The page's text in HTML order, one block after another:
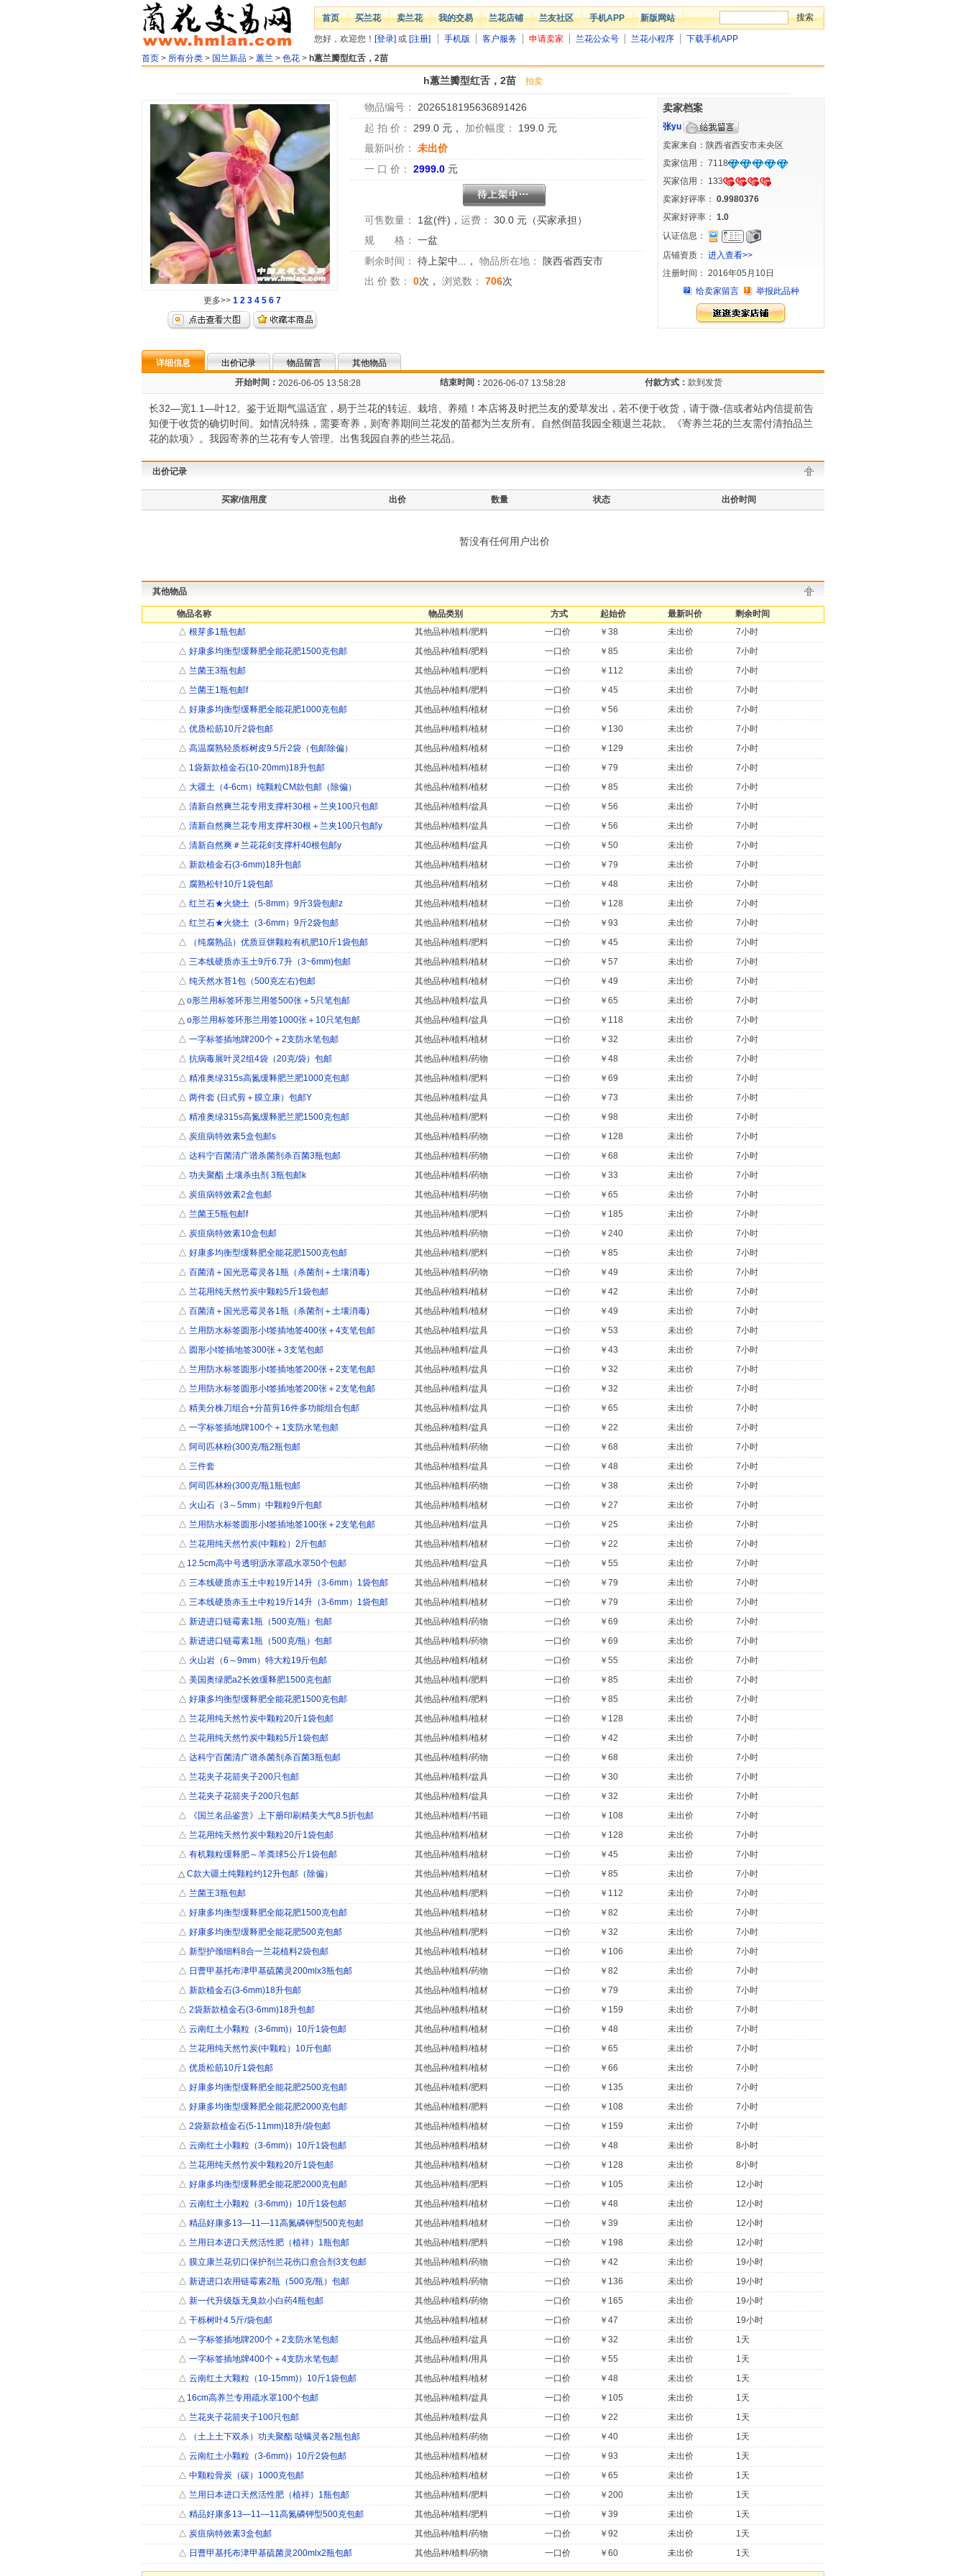
首页 买兰花 卖兰花 我的交易 兰花店铺 兰友社区 手机APP 新版网站
您好，欢迎您！ [登录] 或 [注册] 手机版 客户服务 申请卖家 兰花公众号 兰花小程序
下载手机APP
首页 > 所有分类 > 国兰新品 > 蕙兰 > 色花 > h蕙兰瓣型红舌，2苗
h蕙兰瓣型红舌，2苗 拍卖
更多>> 1 2 3 4 5 6 7
物品编号：
2026518195636891426
起 拍 价：
299.0 元， 加价幅度： 199.0 元
最新叫价：
未出价
一 口 价：
2999.0 元
可售数量： 1盆(件) ， 运费：
30.0 元（买家承担）
规 格：
一盆
剩余时间：
待上架中... ， 物品所在地：
陕西省西安市
出 价 数：
0次， 浏览数： 706次
卖家档案
张yu
卖家来自：陕西省西安市未央区
卖家信用： 7118
买家信用： 133
卖家好评率： 0.9980376
买家好评率： 1.0
认证信息：
店铺资质： 进入查看>>
注册时间： 2016年05月10日
给卖家留言
举报此品种
详细信息 出价记录 物品留言
其他物品
开始时间： 2026-06-05 13:58:28 结束时间： 2026-06-07 13:58:28 付款方式： 款到发货
长32—宽1.1—叶12。鉴于近期气温适宜，易于兰花的转运、栽培、养殖！本店将及时把兰友的爱草发出，若不便于收货，请于微-信或者站内信提前告
知便于收货的确切时间。如情况特殊，需要寄养，则寄养期间兰花发的苗都为兰友所有。自然倒苗我园全额退兰花款。《寄养兰花的兰友需付清拍品兰
花的款项》。我园寄养的兰花有专人管理。出售我园自养的些兰花品。
出价记录
买家/信用度 出价 数量 状态 出价时间
暂没有任何用户出价
其他物品
物品名称 物品类别 方式 起始价 最新叫价
剩余时间
△ 根芽多1瓶包邮 其他品种/植料/肥料 一口价 ￥38 未出价
7小时
△ 好康多均衡型缓释肥全能花肥1500克包邮 其他品种/植料/肥料 一口价 ￥85 未出价
7小时
△ 兰菌王3瓶包邮 其他品种/植料/肥料 一口价 ￥112 未出价
7小时
△ 兰菌王1瓶包邮f 其他品种/植料/肥料 一口价 ￥45 未出价
7小时
△ 好康多均衡型缓释肥全能花肥1000克包邮 其他品种/植料/植材 一口价 ￥56 未出价
7小时
△ 优质松筋10斤2袋包邮 其他品种/植料/植材 一口价 ￥130 未出价
7小时
△ 高温腐熟轻质栎树皮9.5斤2袋（包邮除偏） 其他品种/植料/植材 一口价 ￥129 未出价
7小时
△ 1袋新款植金石(10-20mm)18升包邮 其他品种/植料/植材 一口价 ￥79 未出价
7小时
△ 大疆土（4-6cm）纯颗粒CM款包邮（除偏） 其他品种/植料/植材 一口价 ￥85 未出价
7小时
△ 清新自然爽兰花专用支撑杆30根＋兰夹100只包邮 其他品种/植料/盆具 一口价 ￥56 未出价
7小时
△ 清新自然爽兰花专用支撑杆30根＋兰夹100只包邮y 其他品种/植料/盆具 一口价 ￥56 未出价
7小时
△ 清新自然爽＃兰花花剑支撑杆40根包邮y 其他品种/植料/盆具 一口价 ￥50 未出价
7小时
△ 新款植金石(3-6mm)18升包邮 其他品种/植料/植材 一口价 ￥79 未出价
7小时
△ 腐熟松针10斤1袋包邮 其他品种/植料/植材 一口价 ￥48 未出价
7小时
△ 红兰石★火烧土（5-8mm）9斤3袋包邮z 其他品种/植料/植材 一口价 ￥128 未出价
7小时
△ 红兰石★火烧土（3-6mm）9斤2袋包邮 其他品种/植料/植材 一口价 ￥93 未出价
7小时
△ （纯腐熟品）优质豆饼颗粒有机肥10斤1袋包邮 其他品种/植料/肥料 一口价 ￥45 未出价
7小时
△ 三本线硬质赤玉土9斤6.7升（3~6mm)包邮 其他品种/植料/植材 一口价 ￥57 未出价
7小时
△ 纯天然水苔1包（500克左右)包邮 其他品种/植料/植材 一口价 ￥49 未出价
7小时
△ o形兰用标签环形兰用签500张＋5只笔包邮 其他品种/植料/盆具 一口价 ￥65 未出价
7小时
△ o形兰用标签环形兰用签1000张＋10只笔包邮 其他品种/植料/盆具 一口价 ￥118 未出价
7小时
△ 一字标签插地牌200个＋2支防水笔包邮 其他品种/植料/植材 一口价 ￥32 未出价
7小时
△ 抗病毒展叶灵2组4袋（20克/袋）包邮 其他品种/植料/药物 一口价 ￥48 未出价
7小时
△ 精准奥绿315s高氮缓释肥兰肥1000克包邮 其他品种/植料/肥料 一口价 ￥69 未出价
7小时
△ 两件套 (日式剪＋膜立康）包邮Y 其他品种/植料/盆具 一口价 ￥73 未出价
7小时
△ 精准奥绿315s高氮缓释肥兰肥1500克包邮 其他品种/植料/肥料 一口价 ￥98 未出价
7小时
△ 炭疽病特效素5盒包邮s 其他品种/植料/药物 一口价 ￥128 未出价
7小时
△ 达科宁百菌清广谱杀菌剂杀百菌3瓶包邮 其他品种/植料/药物 一口价 ￥68 未出价
7小时
△ 功夫聚酯 土壤杀虫剂 3瓶包邮k 其他品种/植料/药物 一口价 ￥33 未出价
7小时
△ 炭疽病特效素2盒包邮 其他品种/植料/药物 一口价 ￥65 未出价
7小时
△ 兰菌王5瓶包邮f 其他品种/植料/肥料 一口价 ￥185 未出价
7小时
△ 炭疽病特效素10盒包邮 其他品种/植料/药物 一口价 ￥240 未出价
7小时
△ 好康多均衡型缓释肥全能花肥1500克包邮 其他品种/植料/肥料 一口价 ￥85 未出价
7小时
△ 百菌清＋国光恶霉灵各1瓶（杀菌剂＋土壤消毒) 其他品种/植料/药物 一口价 ￥49 未出价
7小时
△ 兰花用纯天然竹炭中颗粒5斤1袋包邮 其他品种/植料/植材 一口价 ￥42 未出价
7小时
△ 百菌清＋国光恶霉灵各1瓶（杀菌剂＋土壤消毒) 其他品种/植料/植材 一口价 ￥49 未出价
7小时
△ 兰用防水标签圆形小t签插地签400张＋4支笔包邮 其他品种/植料/盆具 一口价 ￥53 未出价
7小时
△ 圆形小t签插地签300张＋3支笔包邮 其他品种/植料/盆具 一口价 ￥43 未出价
7小时
△ 兰用防水标签圆形小t签插地签200张＋2支笔包邮 其他品种/植料/盆具 一口价 ￥32 未出价
7小时
△ 兰用防水标签圆形小t签插地签200张＋2支笔包邮 其他品种/植料/盆具 一口价 ￥32 未出价
7小时
△ 精美分株刀组合+分苗剪16件多功能组合包邮 其他品种/植料/盆具 一口价 ￥65 未出价
7小时
△ 一字标签插地牌100个＋1支防水笔包邮 其他品种/植料/盆具 一口价 ￥22 未出价
7小时
△ 阿司匹林粉(300克/瓶2瓶包邮 其他品种/植料/药物 一口价 ￥68 未出价
7小时
△ 三件套 其他品种/植料/盆具 一口价 ￥48 未出价
7小时
△ 阿司匹林粉(300克/瓶1瓶包邮 其他品种/植料/药物 一口价 ￥38 未出价
7小时
△ 火山石（3～5mm）中颗粒9斤包邮 其他品种/植料/植材 一口价 ￥27 未出价
7小时
△ 兰用防水标签圆形小t签插地签100张＋2支笔包邮 其他品种/植料/盆具 一口价 ￥25 未出价
7小时
△ 兰花用纯天然竹炭(中颗粒）2斤包邮 其他品种/植料/植材 一口价 ￥22 未出价
7小时
△ 12.5cm高中号透明沥水罩疏水罩50个包邮 其他品种/植料/盆具 一口价 ￥55 未出价
7小时
△ 三本线硬质赤玉土中粒19斤14升（3-6mm）1袋包邮 其他品种/植料/植材 一口价 ￥79 未出价
7小时
△ 三本线硬质赤玉土中粒19斤14升（3-6mm）1袋包邮 其他品种/植料/植材 一口价 ￥79 未出价
7小时
△ 新进进口链霉素1瓶（500克/瓶）包邮 其他品种/植料/药物 一口价 ￥69 未出价
7小时
△ 新进进口链霉素1瓶（500克/瓶）包邮 其他品种/植料/药物 一口价 ￥69 未出价
7小时
△ 火山岩（6～9mm）特大粒19斤包邮 其他品种/植料/植材 一口价 ￥55 未出价
7小时
△ 美国奥绿肥a2长效缓释肥1500克包邮 其他品种/植料/肥料 一口价 ￥85 未出价
7小时
△ 好康多均衡型缓释肥全能花肥1500克包邮 其他品种/植料/肥料 一口价 ￥85 未出价
7小时
△ 兰花用纯天然竹炭中颗粒20斤1袋包邮 其他品种/植料/植材 一口价 ￥128 未出价
7小时
△ 兰花用纯天然竹炭中颗粒5斤1袋包邮 其他品种/植料/植材 一口价 ￥42 未出价
7小时
△ 达科宁百菌清广谱杀菌剂杀百菌3瓶包邮 其他品种/植料/药物 一口价 ￥68 未出价
7小时
△ 兰花夹子花箭夹子200只包邮 其他品种/植料/盆具 一口价 ￥30 未出价
7小时
△ 兰花夹子花箭夹子200只包邮 其他品种/植料/盆具 一口价 ￥32 未出价
7小时
△ 《国兰名品鉴赏》上下册印刷精美大气8.5折包邮 其他品种/植料/书籍 一口价 ￥108 未出价
7小时
△ 兰花用纯天然竹炭中颗粒20斤1袋包邮 其他品种/植料/植材 一口价 ￥128 未出价
7小时
△ 有机颗粒缓释肥～羊粪球5公斤1袋包邮 其他品种/植料/植材 一口价 ￥45 未出价
7小时
△ C款大疆土纯颗粒约12升包邮（除偏） 其他品种/植料/植材 一口价 ￥85 未出价
7小时
△ 兰菌王3瓶包邮 其他品种/植料/肥料 一口价 ￥112 未出价
7小时
△ 好康多均衡型缓释肥全能花肥1500克包邮 其他品种/植料/植材 一口价 ￥82 未出价
7小时
△ 好康多均衡型缓释肥全能花肥500克包邮 其他品种/植料/肥料 一口价 ￥32 未出价
7小时
△ 新型护颈细料8合一兰花植料2袋包邮 其他品种/植料/植材 一口价 ￥106 未出价
7小时
△ 日曹甲基托布津甲基硫菌灵200mlx3瓶包邮 其他品种/植料/药物 一口价 ￥82 未出价
7小时
△ 新款植金石(3-6mm)18升包邮 其他品种/植料/植材 一口价 ￥79 未出价
7小时
△ 2袋新款植金石(3-6mm)18升包邮 其他品种/植料/植材 一口价 ￥159 未出价
7小时
△ 云南红土小颗粒（3-6mm)）10斤1袋包邮 其他品种/植料/植材 一口价 ￥48 未出价
7小时
△ 兰花用纯天然竹炭(中颗粒）10斤包邮 其他品种/植料/植材 一口价 ￥65 未出价
7小时
△ 优质松筋10斤1袋包邮 其他品种/植料/植材 一口价 ￥66 未出价
7小时
△ 好康多均衡型缓释肥全能花肥2500克包邮 其他品种/植料/肥料 一口价 ￥135 未出价
7小时
△ 好康多均衡型缓释肥全能花肥2000克包邮 其他品种/植料/肥料 一口价 ￥108 未出价
7小时
△ 2袋新款植金石(5-11mm)18升/袋包邮 其他品种/植料/植材 一口价 ￥159 未出价
7小时
△ 云南红土小颗粒（3-6mm)）10斤1袋包邮 其他品种/植料/植材 一口价 ￥48 未出价
8小时
△ 兰花用纯天然竹炭中颗粒20斤1袋包邮 其他品种/植料/植材 一口价 ￥128 未出价
8小时
△ 好康多均衡型缓释肥全能花肥2000克包邮 其他品种/植料/肥料 一口价 ￥105 未出价
12小时
△ 云南红土小颗粒（3-6mm)）10斤1袋包邮 其他品种/植料/植材 一口价 ￥48 未出价
12小时
△ 精品好康多13—11—11高氮磷钾型500克包邮 其他品种/植料/植材 一口价 ￥39 未出价
12小时
△ 兰用日本进口天然活性肥（植祥）1瓶包邮 其他品种/植料/肥料 一口价 ￥198 未出价
12小时
△ 膜立康兰花切口保护剂兰花伤口愈合剂3支包邮 其他品种/植料/药物 一口价 ￥42 未出价
19小时
△ 新进进口农用链霉素2瓶（500克/瓶）包邮 其他品种/植料/药物 一口价 ￥136 未出价
19小时
△ 新一代升级版无臭款小白药4瓶包邮 其他品种/植料/药物 一口价 ￥165 未出价
19小时
△ 干栎树叶4.5斤/袋包邮 其他品种/植料/植材 一口价 ￥47 未出价
19小时
△ 一字标签插地牌200个＋2支防水笔包邮 其他品种/植料/盆具 一口价 ￥32 未出价
1天
△ 一字标签插地牌400个＋4支防水笔包邮 其他品种/植料/用具 一口价 ￥55 未出价
1天
△ 云南红土大颗粒（10-15mm)）10斤1袋包邮 其他品种/植料/植材 一口价 ￥48 未出价
1天
△ 16cm高养兰专用疏水罩100个包邮 其他品种/植料/盆具 一口价 ￥105 未出价
1天
△ 兰花夹子花箭夹子100只包邮 其他品种/植料/盆具 一口价 ￥22 未出价
1天
△ （土上土下双杀）功夫聚酯 哒螨灵各2瓶包邮 其他品种/植料/药物 一口价 ￥40 未出价
1天
△ 云南红土小颗粒（3-6mm)）10斤2袋包邮 其他品种/植料/植材 一口价 ￥93 未出价
1天
△ 中颗粒骨炭（碳）1000克包邮 其他品种/植料/植材 一口价 ￥65 未出价
1天
△ 兰用日本进口天然活性肥（植祥）1瓶包邮 其他品种/植料/肥料 一口价 ￥200 未出价
1天
△ 精品好康多13—11—11高氮磷钾型500克包邮 其他品种/植料/肥料 一口价 ￥39 未出价
1天
△ 炭疽病特效素3盒包邮 其他品种/植料/药物 一口价 ￥92 未出价
1天
△ 日曹甲基托布津甲基硫菌灵200mlx2瓶包邮 其他品种/植料/药物 一口价 ￥60 未出价 1天